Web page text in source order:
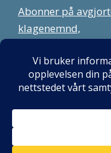
Abonner på
klagenemnd,